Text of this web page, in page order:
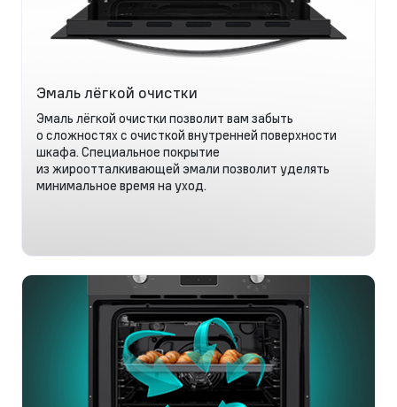
Эмаль лёгкой очистки
Эмаль лёгкой очистки позволит вам забыть
о сложностях с очисткой внутренней поверхности
шкафа. Специальное покрытие
из жироотталкивающей эмали позволит уделять
минимальное время на уход.